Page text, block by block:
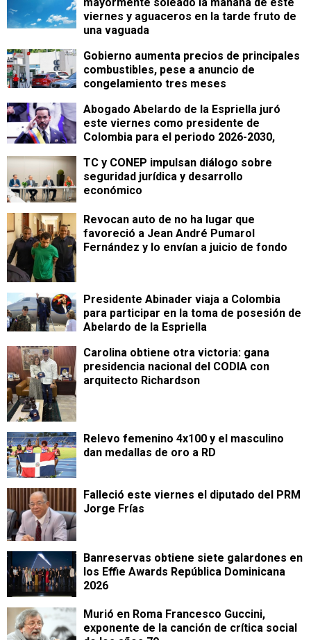
viernes y aguaceros en la tarde fruto de
una vaguada
Gobierno aumenta precios de principales
combustibles, pese a anuncio de
congelamiento tres meses
Abogado Abelardo de la Espriella juró
este viernes como presidente de
Colombia para el periodo 2026-2030,
TC y CONEP impulsan diálogo sobre
seguridad jurídica y desarrollo
económico
Revocan auto de no ha lugar que
favoreció a Jean André Pumarol
Fernández y lo envían a juicio de fondo
Presidente Abinader viaja a Colombia
para participar en la toma de posesión de
Abelardo de la Espriella
Carolina obtiene otra victoria: gana
presidencia nacional del CODIA con
arquitecto Richardson
Relevo femenino 4x100 y el masculino
dan medallas de oro a RD
Falleció este viernes el diputado del PRM
Jorge Frías
Banreservas obtiene siete galardones en
los Effie Awards República Dominicana
2026
Murió en Roma Francesco Guccini,
exponente de la canción de crítica social